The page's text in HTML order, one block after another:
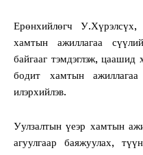
Ерөнхийлөгч
хамтын ажиллагаа
байгааг тэмдэглэж, цаашид
бодит хамтын ажиллагаа
илэрхийлэв.
Уулзалтын үеэр хамтын
агуулгаар баяжуулах,